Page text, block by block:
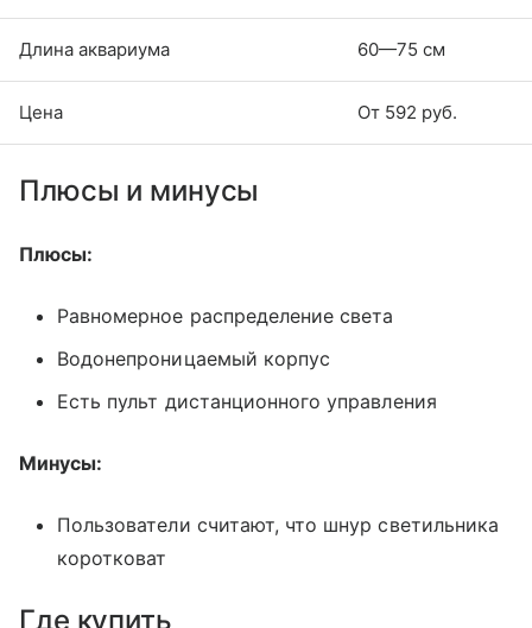
Длина аквариума 60—75 см
Цена От 592 руб.
Плюсы и минусы
Плюсы:
Равномерное распределение света
Водонепроницаемый корпус
Есть пульт дистанционного управления
Минусы:
Пользователи считают, что шнур светильника
коротковат
Где купить